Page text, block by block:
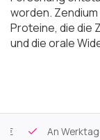
worden.
Proteine, die die
und die orale
An Werktagen